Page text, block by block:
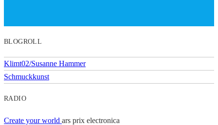
BLOGROLL
Klimt02/Susanne Hammer
Schmuckkunst
RADIO
Create your world ars prix electronica